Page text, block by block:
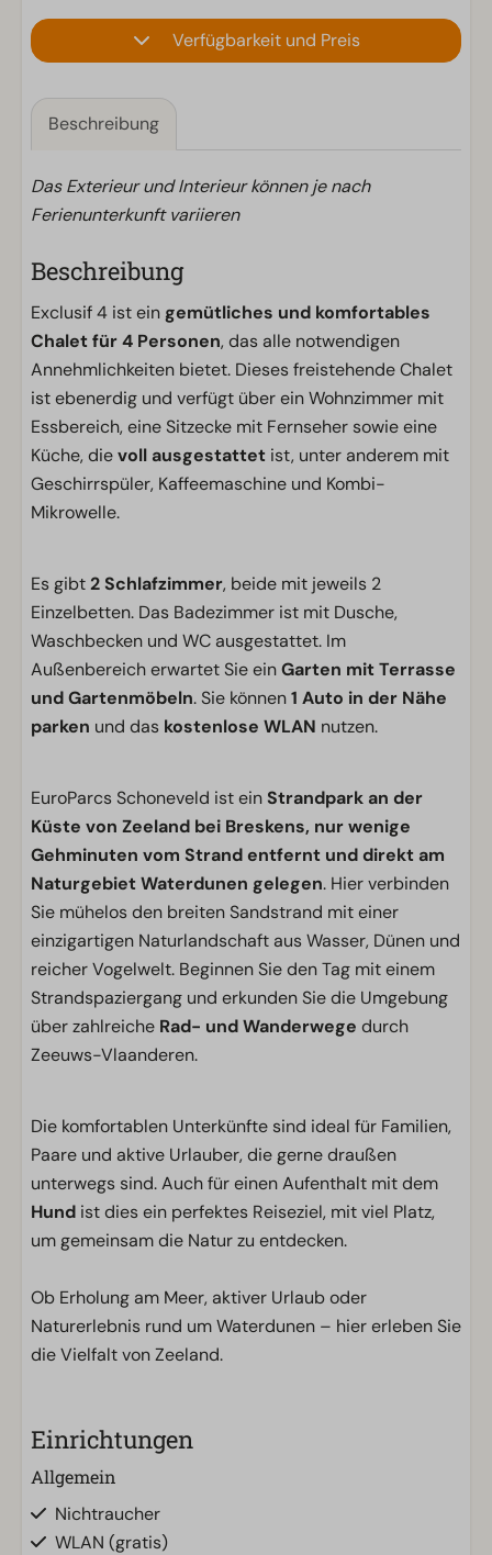
Verfügbarkeit und Preis
Beschreibung
Das Exterieur und Interieur können je nach
Ferienunterkunft variieren
Beschreibung
Exclusif 4 ist ein gemütliches und komfortables
Chalet für 4 Personen, das alle notwendigen
Annehmlichkeiten bietet. Dieses freistehende Chalet
ist ebenerdig und verfügt über ein Wohnzimmer mit
Essbereich, eine Sitzecke mit Fernseher sowie eine
Küche, dievoll ausgestattet ist, unter anderem mit
Geschirrspüler, Kaffeemaschine und Kombi-
Mikrowelle.
Es gibt2 Schlafzimmer, beide mit jeweils 2
Einzelbetten. Das Badezimmer ist mit Dusche,
Waschbecken und WC ausgestattet. Im
Außenbereich erwartet Sie einGarten mit Terrasse
und Gartenmöbeln. Sie können1 Auto in der Nähe
parken und das kostenlose WLAN nutzen.
EuroParcs Schoneveld ist ein Strandpark an der
Küste von Zeeland bei Breskens, nur wenige
Gehminuten vom Strand entfernt und direkt am
Naturgebiet Waterdunen gelegen. Hier verbinden
Sie mühelos den breiten Sandstrand mit einer
einzigartigen Naturlandschaft aus Wasser, Dünen und
reicher Vogelwelt. Beginnen Sie den Tag mit einem
Strandspaziergang und erkunden Sie die Umgebung
über zahlreiche Rad- und Wanderwege durch
Zeeuws-Vlaanderen.
Die komfortablen Unterkünfte sind ideal für Familien,
Paare und aktive Urlauber, die gerne draußen
unterwegs sind. Auch für einen Aufenthalt mit dem
Hund ist dies ein perfektes Reiseziel, mit viel Platz,
um gemeinsam die Natur zu entdecken.
Ob Erholung am Meer, aktiver Urlaub oder
Naturerlebnis rund um Waterdunen – hier erleben Sie
die Vielfalt von Zeeland.
Einrichtungen
Allgemein
Nichtraucher
WLAN (gratis)